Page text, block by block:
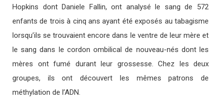
Hopkins dont Daniele Fallin, ont analysé le sang de 572
enfants de trois à cinq ans ayant été exposés au tabagisme
lorsqu’ils se trouvaient encore dans le ventre de leur mère et
le sang dans le cordon ombilical de nouveau-nés dont les
mères ont fumé durant leur grossesse. Chez les deux
groupes, ils ont découvert les mêmes patrons de
méthylation de l’ADN.